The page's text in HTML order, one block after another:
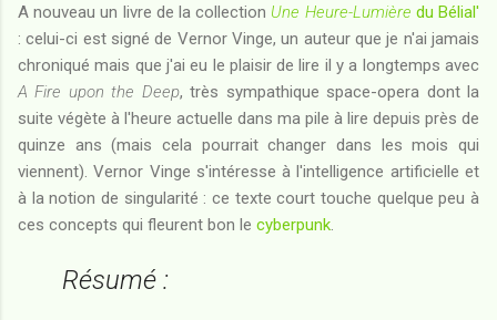
A nouveau un livre de la collection Une Heure-Lumière du Bélial'
: celui-ci est signé de Vernor Vinge, un auteur que je n'ai jamais
chroniqué mais que j'ai eu le plaisir de lire il y a longtemps avec
A Fire upon the Deep, très sympathique space-opera dont la
suite végète à l'heure actuelle dans ma pile à lire depuis près de
quinze ans (mais cela pourrait changer dans les mois qui
viennent). Vernor Vinge s'intéresse à l'intelligence artificielle et
à la notion de singularité : ce texte court touche quelque peu à
ces concepts qui fleurent bon le cyberpunk
Résumé :